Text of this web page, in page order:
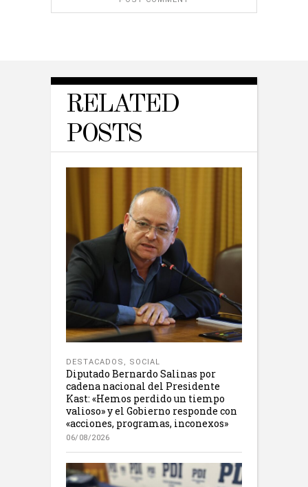
RELATED
POSTS
DESTACADOS , SOCIAL
Diputado Bernardo Salinas por
cadena nacional del Presidente
Kast: «Hemos perdido un tiempo
valioso» y el Gobierno responde con
«acciones, programas, inconexos»
06/08/2026